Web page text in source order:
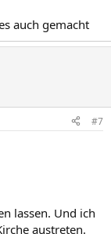
auch gemacht
#7
lassen. Und ich
austreten.